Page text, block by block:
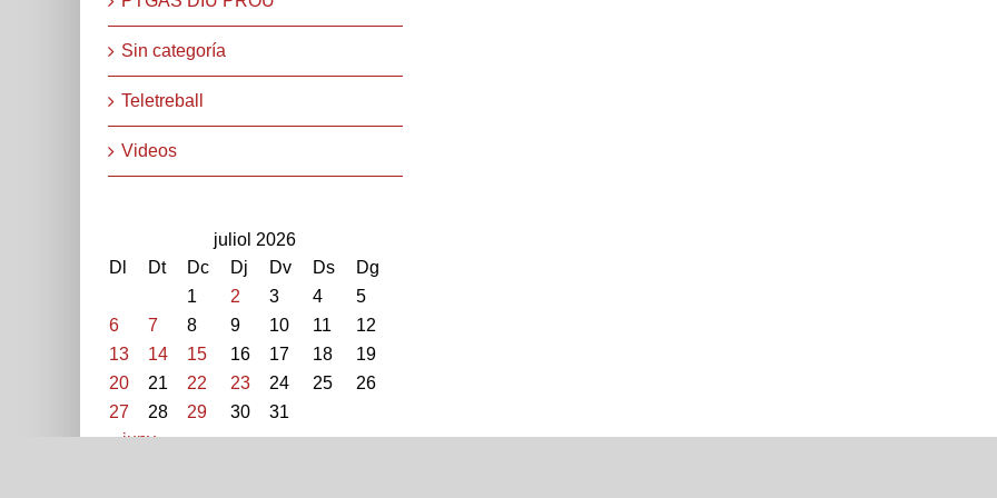
Sin categoría
Teletreball
Videos
juliol 2026
Dl
Dt Dc Dj Dv Ds
Dg
1
2 3 4
5
6
7 8 9 10 11
12
13
14 15 16 17 18
19
20
21 22 23 24 25
26
27
28 29 30
31
« juny
STEPV-Iv Universitat Politècnica de València. Cami de Vera s/n, Edifici 4G Planta Baixa. València. Telèfon